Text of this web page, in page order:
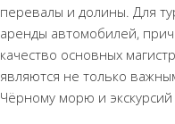
перевалы и долины. Для
аренды автомобилей,
качество основных
являются не только
Чёрному морю и